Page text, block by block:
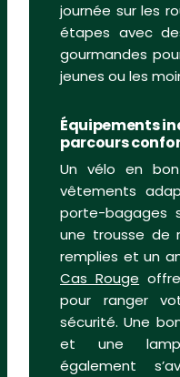
journée sur les
étapes avec
gourmandes
jeunes ou les
Équipements
parcours
Un vélo en
vêtements
porte-bagages
une trousse de
remplies et un
Cas Rouge
pour ranger
sécurité. Une
et une
également